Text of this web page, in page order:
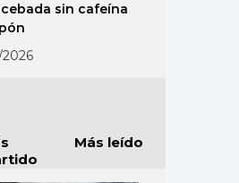
sin cafeína
Más leído